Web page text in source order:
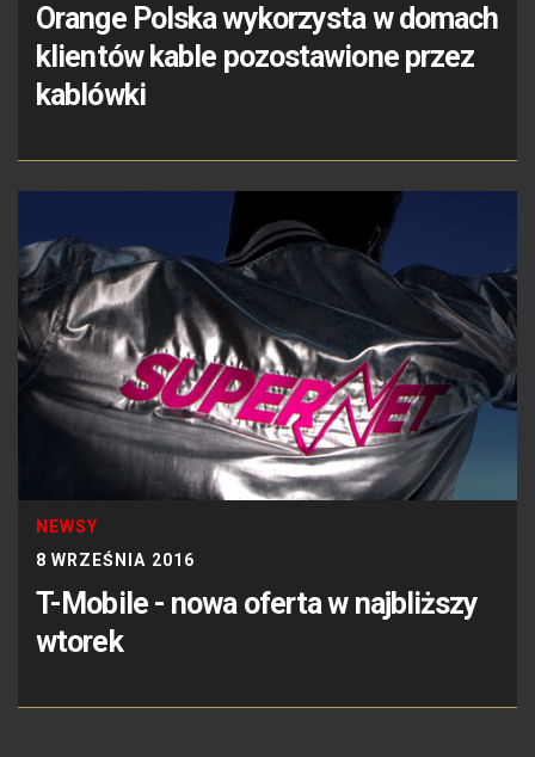
Orange Polska wykorzysta w domach
klientów kable pozostawione przez
kablówki
NEWSY
8 WRZEŚNIA 2016
T-Mobile - nowa oferta w najbliższy
wtorek